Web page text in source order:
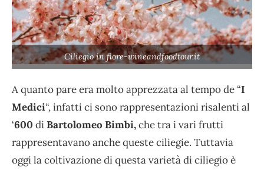
Ciliegio in fiore-wineandfoodtour.it
A quanto pare era molto apprezzata al tempo de “I
Medici“, infatti ci sono rappresentazioni risalenti al
‘600 diBartolomeo Bimbi,che tra i vari frutti
rappresentavano anche queste ciliegie. Tuttavia
oggi la coltivazione di questa varietà di ciliegio è